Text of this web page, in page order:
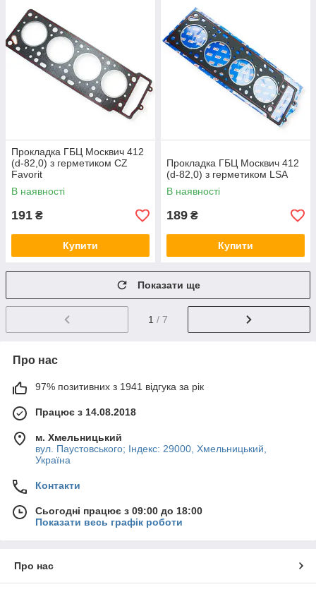
Прокладка ГБЦ Москвич 412
(d-82,0) з герметиком CZ
Favorit
В наявності
191 ₴
Купити
Прокладка ГБЦ Москвич 412
(d-82,0) з герметиком LSA
В наявності
189 ₴
Купити
Показати ще
1 / 7
Про нас
97% позитивних з 1941 відгука за рік
Працює з 14.08.2018
м. Хмельницький
вул. Паустовського; Індекс: 29000, Хмельницький,
Україна
Контакти
Сьогодні працює з 09:00 до 18:00
Показати весь графік роботи
Про нас